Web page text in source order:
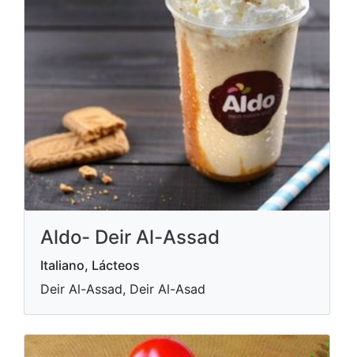
Aldo- Deir Al-Assad
Italiano, Lácteos
Deir Al-Assad, Deir Al-Asad